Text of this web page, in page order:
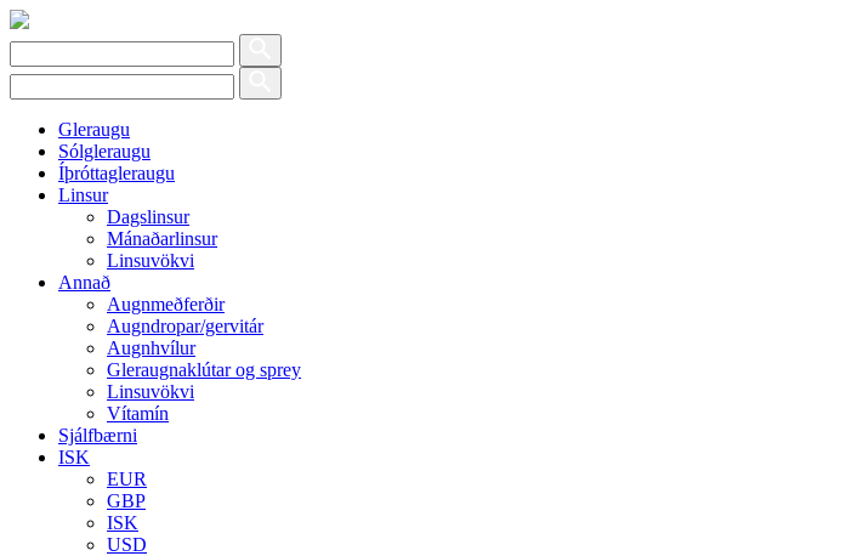
Gleraugu
Sólgleraugu
Íþróttagleraugu
Linsur
Dagslinsur
Mánaðarlinsur
Linsuvökvi
Annað
Augnmeðferðir
Augndropar/gervitár
Augnhvílur
Gleraugnaklútar og sprey
Linsuvökvi
Vítamín
Sjálfbærni
ISK
EUR
GBP
ISK
USD